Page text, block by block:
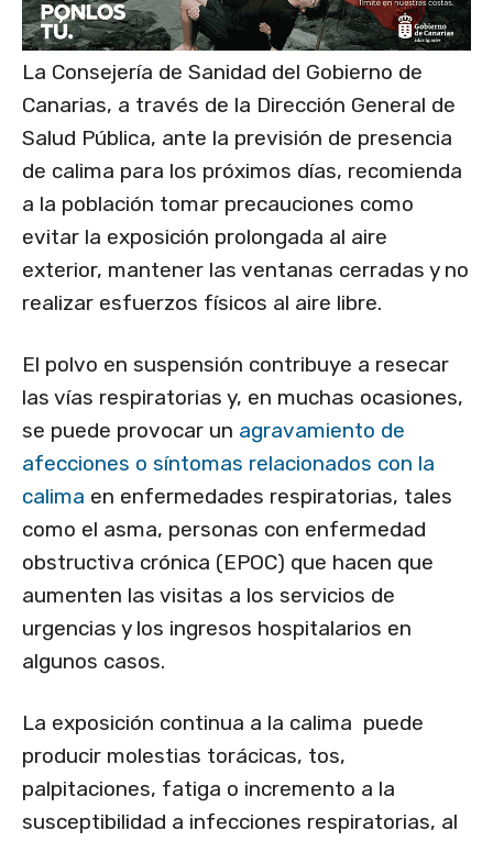
La Consejería de Sanidad del Gobierno de
Canarias, a través de la Dirección General de
Salud Pública, ante la previsión de presencia
de calima para los próximos días, recomienda
a la población tomar precauciones como
evitar la exposición prolongada al aire
exterior, mantener las ventanas cerradas y no
realizar esfuerzos físicos al aire libre.
El polvo en suspensión contribuye a resecar
las vías respiratorias y, en muchas ocasiones,
se puede provocar un agravamiento de
afecciones o síntomas relacionados con la
calima en enfermedades respiratorias, tales
como el asma, personas con enfermedad
obstructiva crónica (EPOC) que hacen que
aumenten las visitas a los servicios de
urgencias y los ingresos hospitalarios en
algunos casos.
La exposición continua a la calima puede
producir molestias torácicas, tos,
palpitaciones, fatiga o incremento a la
susceptibilidad a infecciones respiratorias, al